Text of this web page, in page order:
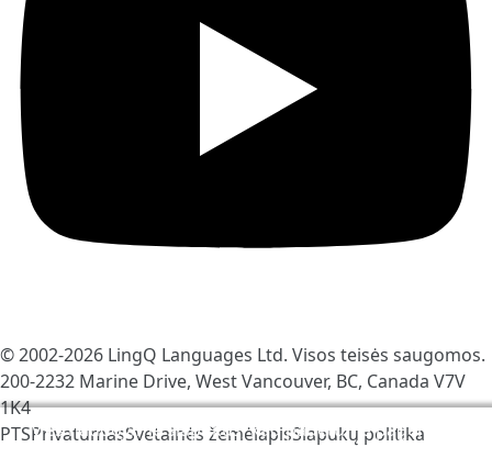
Mes naudojame slapukus, kad padėtume pagerinti
© 2002-2026 LingQ Languages Ltd. Visos teisės saugomos.
200-2232 Marine Drive, West Vancouver, BC, Canada V7V
1K4
PTSPrivatumasSvetainės žemėlapisSlapukų politika